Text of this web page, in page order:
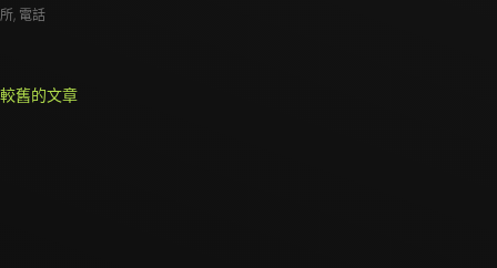
所, 電話
文
較舊的文章